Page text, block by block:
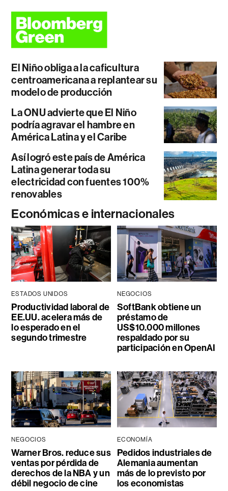
El Niño obliga a la caficultura
centroamericana a replantear su
modelo de producción
La ONU advierte que El Niño
podría agravar el hambre en
América Latina y el Caribe
Así logró este país de América
Latina generar toda su
electricidad con fuentes 100%
renovables
Económicas e internacionales
ESTADOS UNIDOS
Productividad laboral de
EE.UU. acelera más de
lo esperado en el
segundo trimestre
NEGOCIOS
SoftBank obtiene un
préstamo de
US$10.000 millones
respaldado por su
participación en OpenAI
NEGOCIOS
Warner Bros. reduce sus
ventas por pérdida de
derechos de la NBA y un
débil negocio de cine
ECONOMÍA
Pedidos industriales de
Alemania aumentan
más de lo previsto por
los economistas